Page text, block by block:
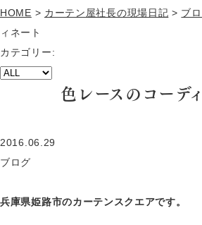
HOME > カーテン屋社長の現場日記 > ブ
ィネート
カテゴリー:
色レースのコーデ
2016.06.29
ブログ
兵庫県姫路市のカーテンスクエアです。